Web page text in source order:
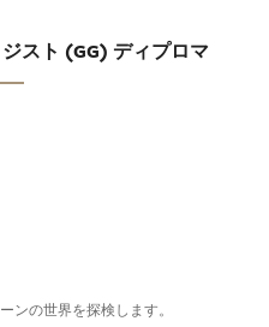
スト (GG) ディプロマ
ンの世界を探検します。